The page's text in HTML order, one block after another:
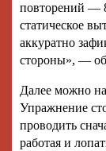
повторений —
статическое
аккуратно
стороны», —
Далее можно
Упражнение
проводить
работая и